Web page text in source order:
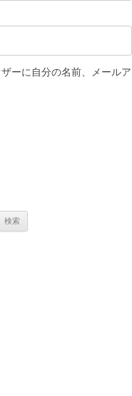
ーに自分の名前、メールア